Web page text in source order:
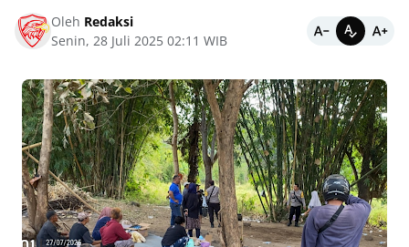
Oleh Redaksi
Senin, 28 Juli 2025 02:11 WIB